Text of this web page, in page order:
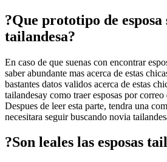
?Que prototipo de esposa
tailandesa?
En caso de que suenas con encontrar
saber abundante mas acerca de estas
bastantes datos validos acerca de estas
tailandesay como traer esposas por
Despues de leer esta parte, tendra una
necesitara seguir buscando novia
?Son leales las esposas